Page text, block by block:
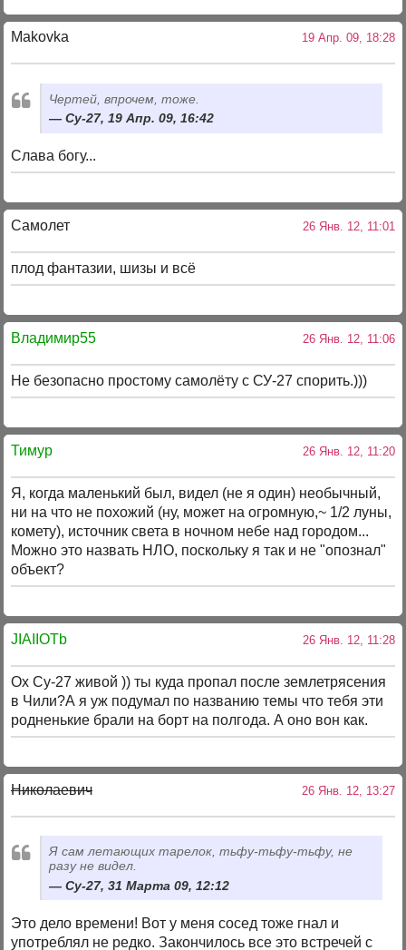
Makovka 19 Апр. 09, 18:28
Чертей, впрочем, тоже.
Су-27, 19 Апр. 09, 16:42
Слава богу...
Самолет 26 Янв. 12, 11:01
плод фантазии, шизы и всё
Владимир55 26 Янв. 12, 11:06
Не безопасно простому самолёту с СУ-27 спорить.)))
Тимур 26 Янв. 12, 11:20
Я, когда маленький был, видел (не я один) необычный,
ни на что не похожий (ну, может на огромную,~ 1/2 луны,
комету), источник света в ночном небе над городом...
Можно это назвать НЛО, поскольку я так и не "опознал"
объект?
JIAIIOTb 26 Янв. 12, 11:28
Ох Су-27 живой )) ты куда пропал после землетрясения
в Чили?А я уж подумал по названию темы что тебя эти
родненькие брали на борт на полгода. А оно вон как.
Николаевич 26 Янв. 12, 13:27
Я сам летающих тарелок, тьфу-тьфу-тьфу, не
разу не видел.
Су-27, 31 Марта 09, 12:12
Это дело времени! Вот у меня сосед тоже гнал и
употреблял не редко. Закончилось все это встречей с